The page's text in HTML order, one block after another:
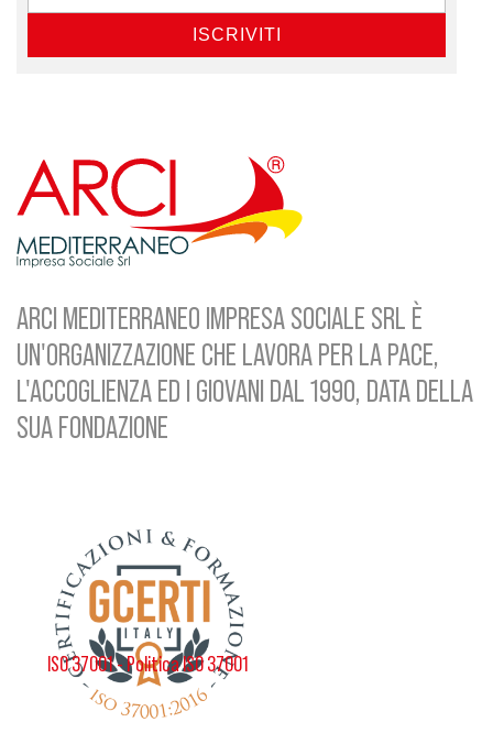
ARCI MEDITERRANEO IMPRESA SOCIALE SRL È
UN'ORGANIZZAZIONE CHE LAVORA PER LA PACE,
L'ACCOGLIENZA ED I GIOVANI DAL 1990, DATA DELLA
SUA FONDAZIONE
ISO 37001 - Politica ISO 37001